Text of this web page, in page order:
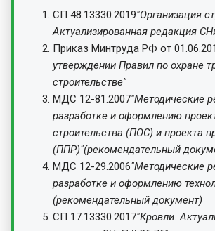
СП 48.13330.2019"Организация
Актуализированная редакция
Приказ Минтруда РФ от
утверждении Правил по охране
строительстве"
МДС 12-81.2007"Методические
разработке и оформлению
строительства (ПОС) и проекта
(ППР)"(рекомендательный
МДС 12-29.2006"Методические
разработке и оформлению
(рекомендательный документ)
СП 17.13330.2017"Кровли.